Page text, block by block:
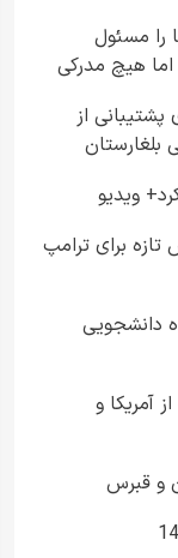
را مسئول
هیچ مدرکی
از
بلغارستان
ویدیو
برای ترامپ
دانشجویی
آمریکا و
و قبرس